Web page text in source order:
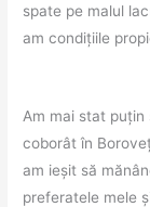
spate pe malul
am condițiile
Am mai stat puțin
coborât în
am ieșit să
preferatele mele